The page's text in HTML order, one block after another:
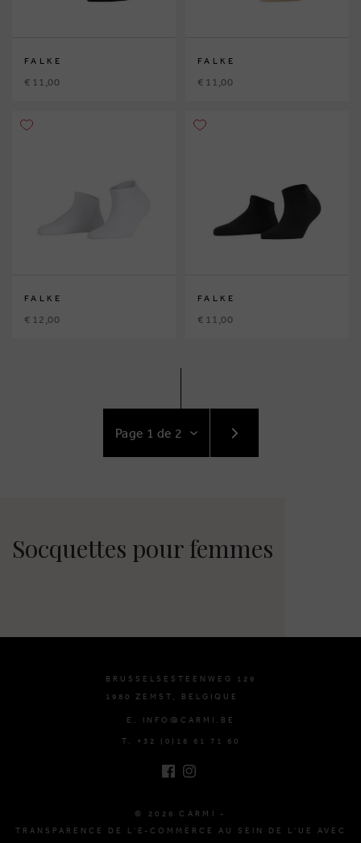
FALKE
€ 11,00
FALKE
€ 11,00
FALKE
€ 12,00
FALKE
€ 11,00
AU
SUIVANT
Socquettes pour femmes
BRUSSELSESTEENWEG 129
1980 ZEMST, BELGIQUE
E. INFO@CARMI.BE
T. +32 (0)16 61 71 60
© 2026 CARMI -
TRANSPARENCE DE L'E-COMMERCE AU SEIN DE L'UE AVEC